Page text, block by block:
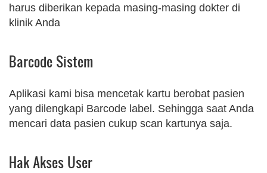
harus diberikan kepada masing-masing dokter di
klinik Anda
Barcode Sistem
Aplikasi kami bisa mencetak kartu berobat pasien
yang dilengkapi Barcode label. Sehingga saat Anda
mencari data pasien cukup scan kartunya saja.
Hak Akses User